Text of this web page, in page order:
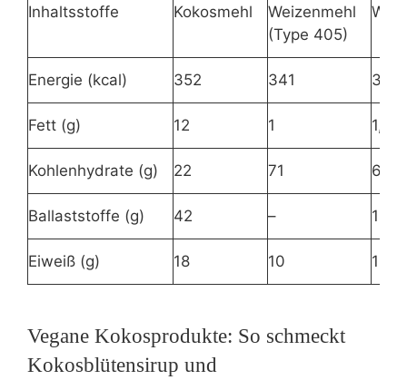
Inhaltsstoffe Kokosmehl
Weizenmehl
(Type 405)
Energie (kcal) 352 341 327
Fett (g) 12 1 1,8
Kohlenhydrate (g) 22 71 60
Ballaststoffe (g) 42 – 13
Eiweiß (g) 18 10 11
Vegane Kokosprodukte: So schmeckt
Kokosblütensirup und